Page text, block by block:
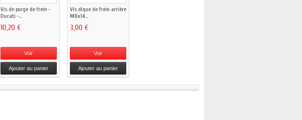
Vis de purge de frein -
Ducati -...
10,20 €
Voir
Ajouter au panier
Vis dique de frein arrière
M8x14...
3,00 €
Voir
Ajouter au panier